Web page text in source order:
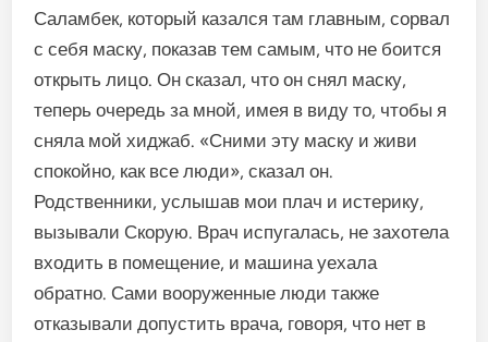
Саламбек, который казался там главным, сорвал
с себя маску, показав тем самым, что не боится
открыть лицо. Он сказал, что он снял маску,
теперь очередь за мной, имея в виду то, чтобы я
сняла мой хиджаб. «Сними эту маску и живи
спокойно, как все люди», сказал он.
Родственники, услышав мои плач и истерику,
вызывали Скорую. Врач испугалась, не захотела
входить в помещение, и машина уехала
обратно. Сами вооруженные люди также
отказывали допустить врача, говоря, что нет в